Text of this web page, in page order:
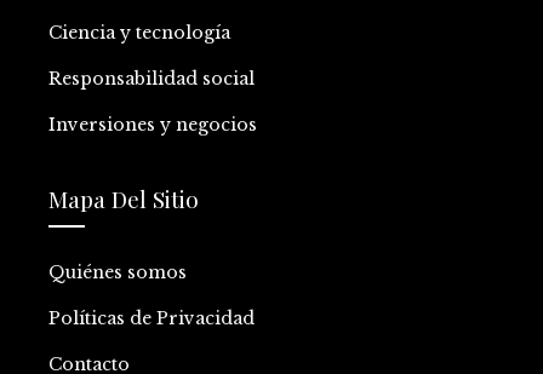
Ciencia y tecnología
Responsabilidad social
Inversiones y negocios
Mapa Del Sitio
Quiénes somos
Políticas de Privacidad
Contacto